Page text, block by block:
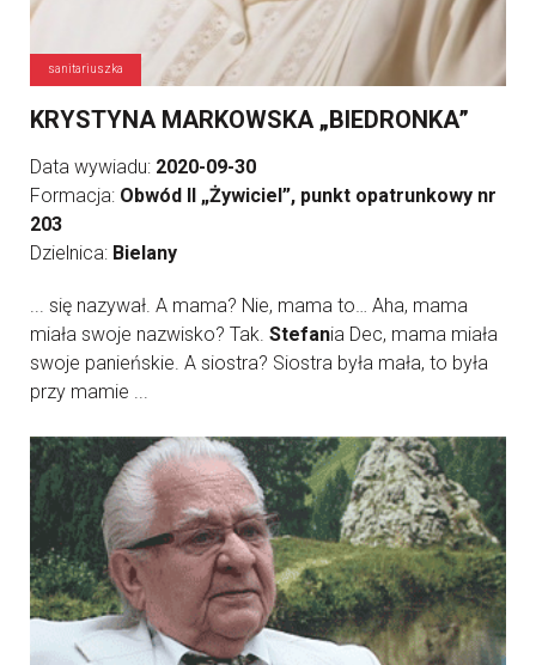
sanitariuszka
KRYSTYNA MARKOWSKA „BIEDRONKA”
Data wywiadu: 2020-09-30
Formacja: Obwód II „Żywiciel”, punkt opatrunkowy nr
203
Dzielnica: Bielany
... się nazywał. A mama? Nie, mama to… Aha, mama
miała swoje nazwisko? Tak. Stefania Dec, mama miała
swoje panieńskie. A siostra? Siostra była mała, to była
przy mamie ...